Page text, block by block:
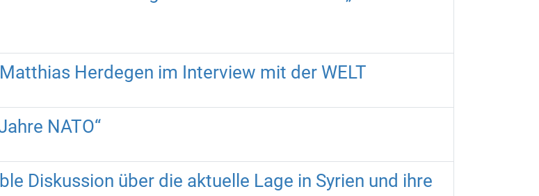
Herdegen im Interview mit der WELT
NATO“
Diskussion über die aktuelle Lage in Syrien und ihre